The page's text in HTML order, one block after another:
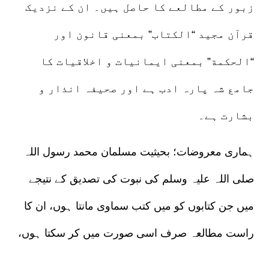
زبور کے مطالعے کا حاصل ہیں۔ ان کے نزدیک
قرآن مجید “الکتاب” بمعنی قانون اور
“الحکمة” بمعنی ایمانیات و اخلاقیات کا
جامع شہ پارہ ادب ہے اور صحیفہ انذار و
بشارت ہے۔
ہماری معروضات؛ بحیثیت مسلمان محمد رسول اللہ
صلی اللہ علیہ وسلم کی نبوت کی تصدیق کے نتیجے
میں جن کتابوں کو میں کتب سماوی مانتا ہوں، ان کا
راست مطالعہ صرف اسی صورت میں کر سکتا ہوں،